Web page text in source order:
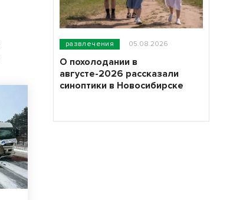
развлечения 05.08.2026
О похолодании в
августе-2026 рассказали
синоптики в Новосибирске